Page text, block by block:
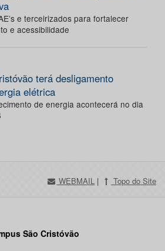
e terceirizados para fortalecer
e acessibilidade
terá desligamento
elétrica
de energia acontecerá no dia
WEBMAIL | Topo do Site
São Cristóvão